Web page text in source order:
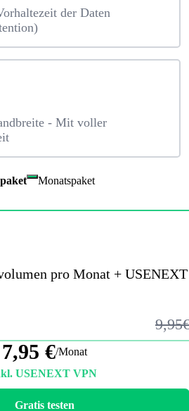
der Daten
- Mit voller
Monatspaket
pro Monat + USENEXT
7,95 €/Monat
USENEXT VPN
Gratis testen